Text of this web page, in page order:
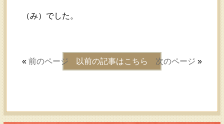
（み）でした。
« 前のページ 次のページ »
以前の記事はこちら